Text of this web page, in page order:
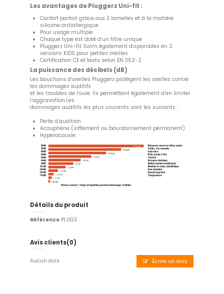
Les avantages de Pluggerz Uni-fit :
Confort parfait grâce aux 3 lamelles et à la matière
silicone antiallergique
Pour usage multiple
Chaque type est doté d’un filtre unique
Pluggerz Uni-Fit Swim également disponibles en 2
versions KIDS pour petites oreilles
Certification CE et tests selon EN 352-2
La puissance des décibels (dB)
Les bouchons d’oreilles Pluggerz protègent les oreilles contre
les dommages auditifs
et les troubles de l’ouïe. Ils permettent également d’en limiter
l’aggravation.Les
dommages auditifs les plus courants sont les suivants :
Perte d’audition
Acouphène (sifflement ou bourdonnement permanent)
Hyperacousie
Détails du produit
Référence PLUG3
Avis clients(0)
Aucun avis Écrire un avis